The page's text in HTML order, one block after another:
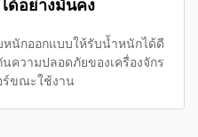
ด้อย่างมั่นคง
หนักออกแบบให้รับน้ำหนักได้ดี
ความปลอดภัยของเครื่องจักร
ร์ขณะใช้งาน